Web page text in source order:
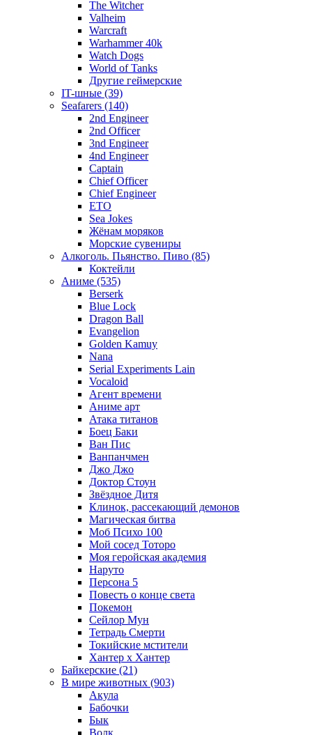
The Witcher
Valheim
Warcraft
Warhammer 40k
Watch Dogs
World of Tanks
Другие геймерские
IT-шные (39)
Seafarers (140)
2nd Engineer
2nd Officer
3nd Engineer
4nd Engineer
Captain
Chief Officer
Chief Еngineer
ETO
Sea Jokes
Жёнам моряков
Морские сувениры
Алкоголь. Пьянство. Пиво (85)
Коктейли
Аниме (535)
Berserk
Blue Lock
Dragon Ball
Evangelion
Golden Kamuy
Nana
Serial Experiments Lain
Vocaloid
Агент времени
Аниме арт
Атака титанов
Боец Баки
Ван Пис
Ванпанчмен
Джо Джо
Доктор Стоун
Звёздное Дитя
Клинок, рассекающий демонов
Магическая битва
Моб Психо 100
Мой сосед Тоторо
Моя геройская академия
Наруто
Персона 5
Повесть о конце света
Покемон
Сейлор Мун
Тетрадь Смерти
Токийские мстители
Хантер х Хантер
Байкерские (21)
В мире животных (903)
Акула
Бабочки
Бык
Волк